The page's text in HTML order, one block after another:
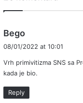
Bego
s
08/01/2022 at 10:01
Vrh primivitizma SNS sa
kada je bio.
Reply